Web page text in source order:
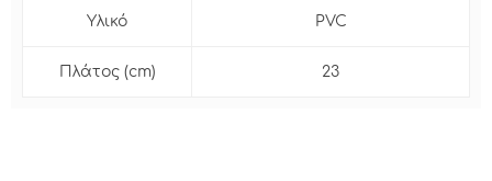
Υλικό PVC
Πλάτος (cm) 23